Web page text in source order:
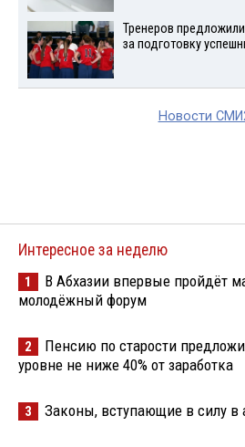
Тренеров
за подготовку
Новости
Интересное за неделю
1
В Абхазии впервые пройдёт
молодёжный форум
2
Пенсию по старости
уровне не ниже 40% от заработка
3 Законы, вступающие в силу в